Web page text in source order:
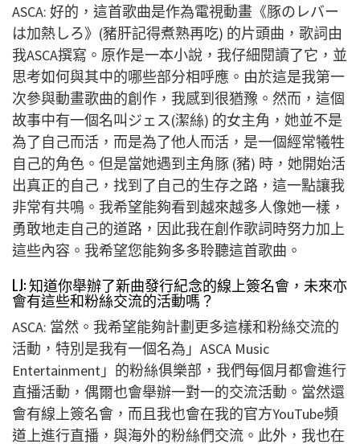
ASCA: 好的，這首歌曲是作為電視動畫《豚のレバー
は加熱しろ》(豬肝記得煮熟再吃) 的片頭曲，歌詞由
我ASCA撰寫。原作是一本小說，我仔細閱讀了它，並
思考如何與其中的哪些部分相呼應。由於這是我第一
次參與動畫歌曲的創作，我感到很猶豫。然而，這個
故事中有一個名叫ジェス(潔絲) 的女主角，她並不是
為了自己而活，而是為了他人而活，是一個經常犧牲
自己的角色。但是當她遇到主角豚 (豬) 時，她開始活
出真正的自己，找到了自己的生存之路，這一點讓我
非常有共鳴。我希望能夠看到越來越多人像她一樣，
勇敢地走自己的道路，因此我在創作歌詞時努力加上
這些內容。我希望您能夠多多聆聽這首歌曲。
LJ: 知道你舉辦了新曲發行紀念的線上簽名會，未來亦
會有這些和粉絲交流的活動嗎？
ASCA: 當然。我希望能夠計劃更多這樣和粉絲交流的
活動，特別是我有一個名為」ASCA Music
Entertainment」的粉絲俱樂部，我們每個月都會進行
直播活動，偶爾也會舉辦一對一的交流活動。當然還
會有線上簽名會，而且我也會在我的官方YouTube頻
道上進行直播，與海外的粉絲們交流。此外，我也在